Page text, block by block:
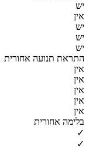
יש
אין
יש
יש
יש
התראת תנועה אחורית
אין
אין
אין
אין
אין
בלימה אחורית
✓
✓